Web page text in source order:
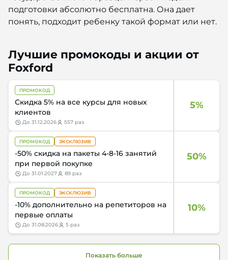
подготовки абсолютно бесплатна. Она дает
понять, подходит ребенку такой формат или нет.
Лучшие промокоды и акции от
Foxford
5%
ПРОМОКОД
Скидка 5% на все курсы для новых
клиентов
до 31.12.2026 557 раз
50%
ПРОМОКОД ЭКСКЛЮЗИВ
-50% скидка на пакеты 4-8-16 занятий
при первой покупке
до 31.01.2027 89 раз
10%
ПРОМОКОД ЭКСКЛЮЗИВ
-10% дополнительно на репетиторов на
первые оплаты
до 31.08.2026 5 раз
Показать больше